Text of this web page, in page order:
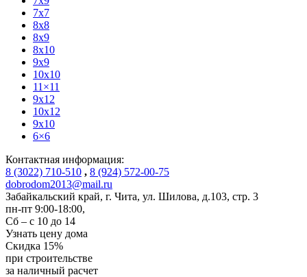
7x7
8x8
8x9
8x10
9x9
10x10
11×11
9x12
10x12
9x10
6×6
Контактная информация:
8 (3022) 710-510 , 8 (924) 572-00-75
dobrodom2013@mail.ru
Забайкальский край, г. Чита, ул. Шилова, д.103, стр. 3
пн-пт 9:00-18:00,
Сб – с 10 до 14
Узнать цену дома
Скидка 15%
при строительстве
за наличный расчет